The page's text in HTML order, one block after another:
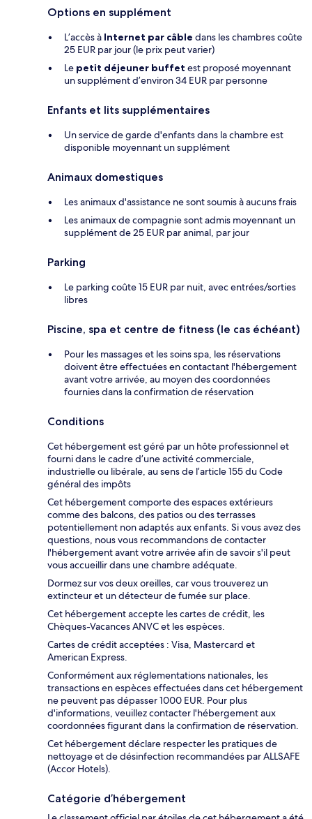
Options en supplément
L’accès à Internet par câble dans les chambres coûte
25 EUR par jour (le prix peut varier)
Le petit déjeuner buffet est proposé moyennant
un supplément d’environ 34 EUR par personne
Enfants et lits supplémentaires
Un service de garde d'enfants dans la chambre est
disponible moyennant un supplément
Animaux domestiques
Les animaux d'assistance ne sont soumis à aucuns frais
Les animaux de compagnie sont admis moyennant un
supplément de 25 EUR par animal, par jour
Parking
Le parking coûte 15 EUR par nuit, avec entrées/sorties
libres
Piscine, spa et centre de fitness (le cas échéant)
Pour les massages et les soins spa, les réservations
doivent être effectuées en contactant l'hébergement
avant votre arrivée, au moyen des coordonnées
fournies dans la confirmation de réservation
Conditions
Cet hébergement est géré par un hôte professionnel et
fourni dans le cadre d’une activité commerciale,
industrielle ou libérale, au sens de l’article 155 du Code
général des impôts
Cet hébergement comporte des espaces extérieurs
comme des balcons, des patios ou des terrasses
potentiellement non adaptés aux enfants. Si vous avez des
questions, nous vous recommandons de contacter
l'hébergement avant votre arrivée afin de savoir s'il peut
vous accueillir dans une chambre adéquate.
Dormez sur vos deux oreilles, car vous trouverez un
extincteur et un détecteur de fumée sur place.
Cet hébergement accepte les cartes de crédit, les
Chèques-Vacances ANVC et les espèces.
Cartes de crédit acceptées : Visa, Mastercard et
American Express.
Conformément aux réglementations nationales, les
transactions en espèces effectuées dans cet hébergement
ne peuvent pas dépasser 1000 EUR. Pour plus
d'informations, veuillez contacter l'hébergement aux
coordonnées figurant dans la confirmation de réservation.
Cet hébergement déclare respecter les pratiques de
nettoyage et de désinfection recommandées par ALLSAFE
(Accor Hotels).
Catégorie d’hébergement